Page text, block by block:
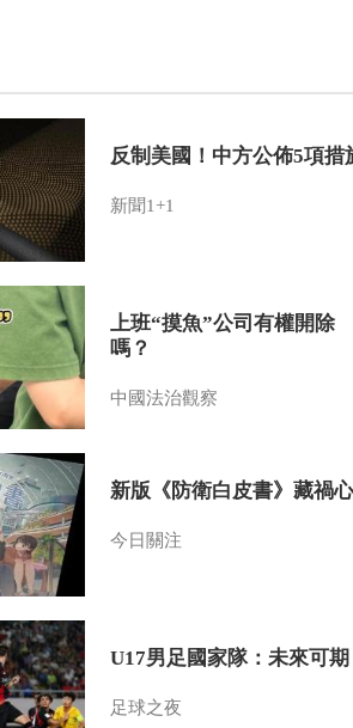
反制美國！中方公佈5項措
新聞1+1
上班“摸魚”公司有權開除
嗎？
中國法治觀察
新版《防衛白皮書》藏禍心
今日關注
U17男足國家隊：未來可期
足球之夜